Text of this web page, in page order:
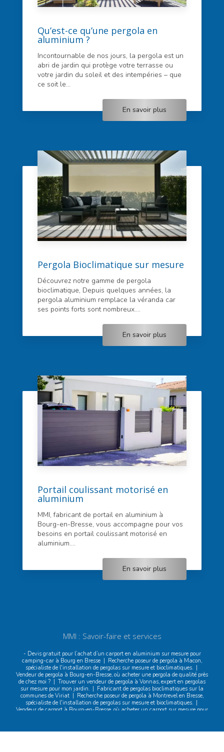
Qu’est-ce qu’une pergola en
aluminium ?
Incontournable de nos jours, la pergola est un
abri de jardin qui protège votre terrasse ou
votre jardin du soleil et des intempéries – que
ce soit le...
En savoir plus
Pergola Bioclimatique sur mesure
Découvrez notre gamme de pergola
bioclimatique, Depuis quelques années, la
pergola aluminium remplace la véranda car
ses points forts sont nombreux....
En savoir plus
Portail coulissant motorisé en
aluminium
MMI, fabricant de portail en aluminium à
Bourg-en-Bresse, vous accompagne pour vos
besoins en portail coulissant motorisé en
aluminium....
En savoir plus
MMI : Savoir-faire et services
- Devis gratuit pour l’achat d’un carport en aluminium sur mesure pour
camping-car à Bourg en Bresse
Recherche poseur de pergola à Macon,
spécialiste de l'installation de pergolas sur mesure et bioclimatiques.|
Vendeur de pergola à Bourg-en-Bresse, où acheter une pergola de qualité près
de chez moi ?
Trouver un vendeur de pergola à Vonnas, expert en pergolas
sur mesure pour mon jardin.
Fabricant de pergolas bioclimatiques sur la
communes de Viriat
Recherche poseur de pergola à Montrevel en Bresse,
spécialiste de l'installation de pergolas sur mesure et bioclimatiques.|
Vendeur de carport à Bourg-en-Bresse, où acheter un carport sur mesure pour
spécialiste des carports sur mesure et résistants.|Recherche vendeur de